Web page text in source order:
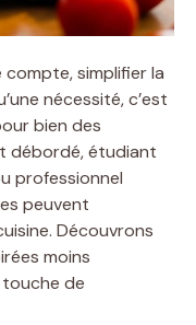
simplifier la
nécessité, c’est
bien des
débordé, étudiant
professionnel
peuvent
Découvrons
moins
de